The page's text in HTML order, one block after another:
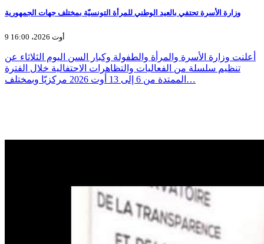
وزارة الأسرة تحتفي بالعيد الوطني للمرأة التونسيّة بمختلف جهات الجمهورية
9 أوت 2026، 16:00
أعلنت وزارة الأسرة والمرأة والطفولة وكبار السن اليوم الثلاثاء عن
تنظيم سلسلة من الفعاليات والتظاهرات الاحتفالية خلال الفترة
الممتدة من 6 إلى 13 أوت 2026 مركزيّا وبمختلف…